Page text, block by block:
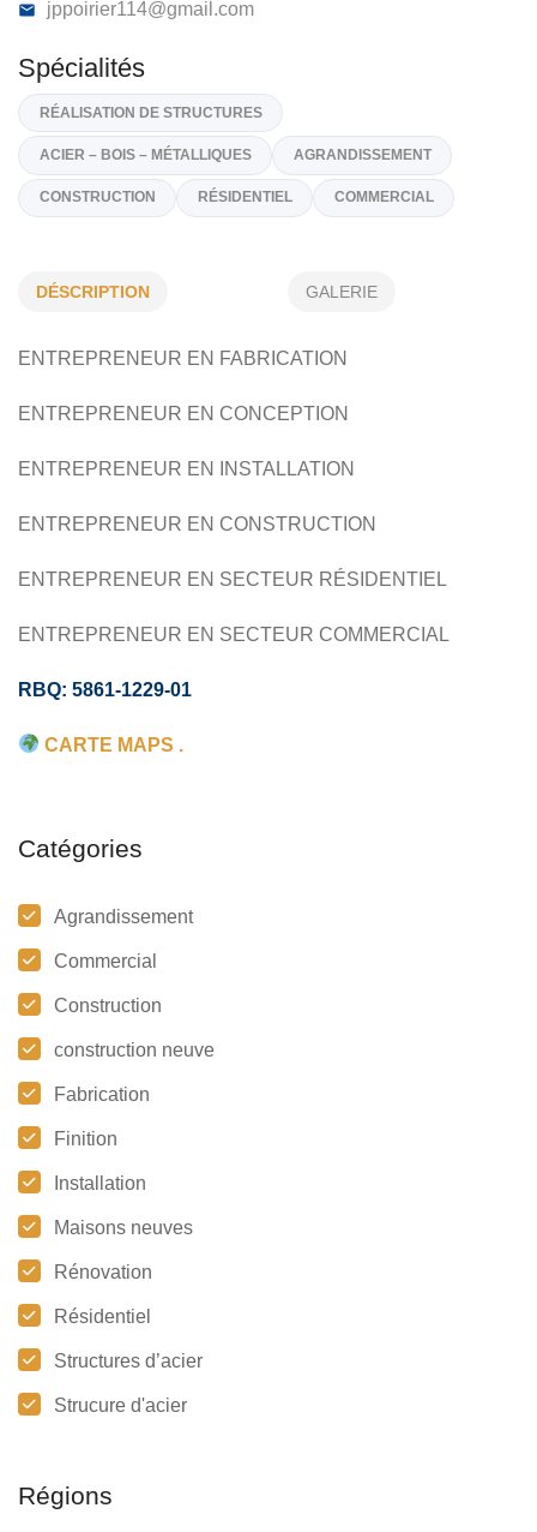
STRUCTURE HORIZON INC
15, Ch Connors, Ristigouche-Partie-Sud-Est
(418) 998-7849
Sur Demande
jppoirier114@gmail.com
ACIER – BOIS – MÉTALLIQUES AGRANDISSEMENT
CONSTRUCTION RÉSIDENTIEL
DÉSCRIPTION GALERIE
ENTREPRENEUR EN FABRICATION
ENTREPRENEUR EN CONCEPTION
ENTREPRENEUR EN INSTALLATION
ENTREPRENEUR EN CONSTRUCTION
ENTREPRENEUR EN SECTEUR RÉSIDENTIEL
ENTREPRENEUR EN SECTEUR COMMERCIAL
RBQ: 5861-1229-01
CARTE MAPS .
Catégories
Agrandissement
Commercial
Construction
construction neuve
Fabrication
Finition
Installation
Maisons neuves
Rénovation
Résidentiel
Structures d’acier
Strucure d'acier
Régions